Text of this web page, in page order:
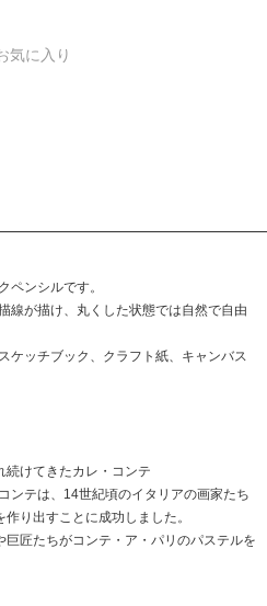
気に入り
ペンシルです。
線が描け、丸くした状態では自然で自由
ケッチブック、クラフト紙、キャンバス
続けてきたカレ・コンテ
ンテは、14世紀頃のイタリアの画家たち
り出すことに成功しました。
匠たちがコンテ・ア・パリのパステルを